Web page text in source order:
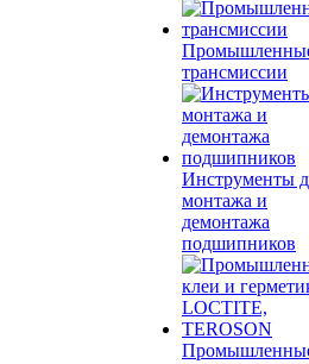
трансмиссии
Инструменты
монтажа и
демонтажа
подшипников